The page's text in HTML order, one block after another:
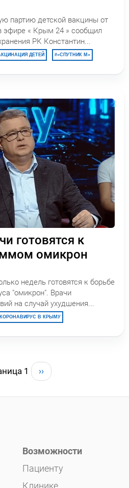
партию детской вакцины от
эфире « Крым 24 » сообщил
РК Константин...
ДЕТЕЙ «СПУТНИК М»
готовятся к
омикрон
недель готовятся к борьбе
"омикрон". Врачи
на случай ухудшения...
КОРОНАВИРУС В КРЫМУ
1 ››
Возможности
Пациенту
Клинике